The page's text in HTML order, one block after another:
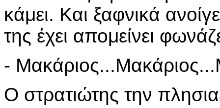
κάμει. Και ξαφνικά
της έχει απομείνει
-
Ο στρατιώτης την